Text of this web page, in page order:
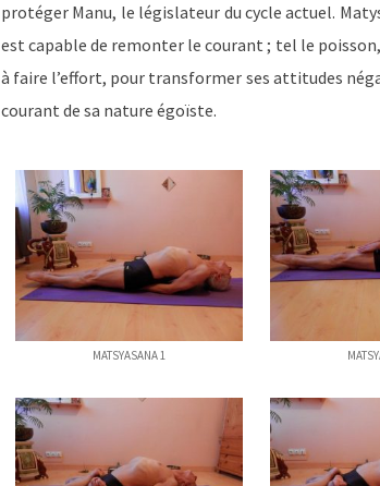
protéger Manu, le législateur du cycle actuel.
est capable de remonter le courant ; tel le
à faire l’effort, pour transformer ses attitudes
courant de sa nature égoïste.
MATSYASANA 1